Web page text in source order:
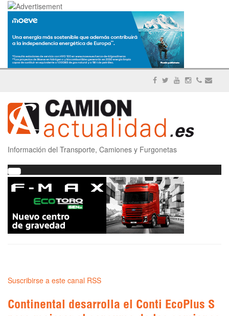
Información del Transporte, Camiones y Furgonetas
Suscribirse a este canal RSS
Continental desarrolla el Conti EcoPlus S